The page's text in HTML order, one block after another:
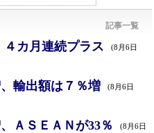
記事一覧
４カ月連続プラス (8月6日
輸出額は７％増 (8月6日
ＡＳＥＡＮが33％ (8月6日